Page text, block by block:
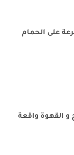
على الحمام
القهوة واقعة